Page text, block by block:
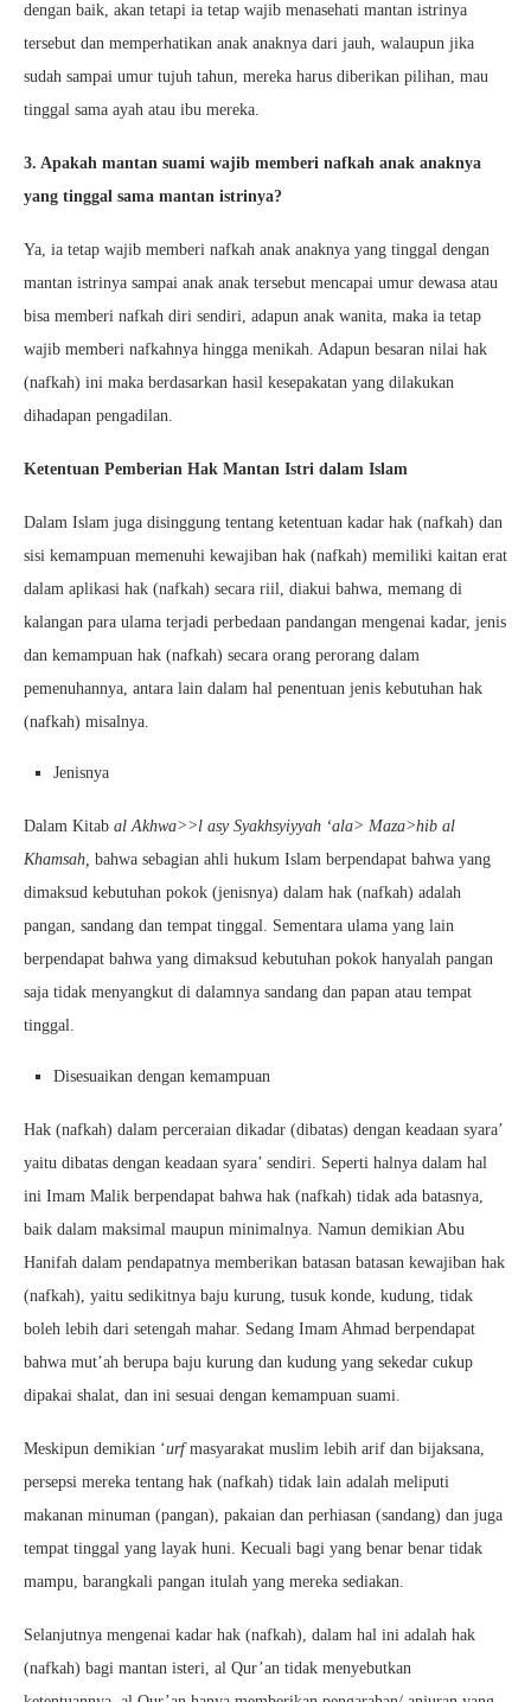
dengan baik, akan tetapi ia tetap wajib menasehati mantan istrinya
tersebut dan memperhatikan anak anaknya dari jauh, walaupun jika
sudah sampai umur tujuh tahun, mereka harus diberikan pilihan, mau
tinggal sama ayah atau ibu mereka.
3. Apakah mantan suami wajib memberi nafkah anak anaknya
yang tinggal sama mantan istrinya?
Ya, ia tetap wajib memberi nafkah anak anaknya yang tinggal dengan
mantan istrinya sampai anak anak tersebut mencapai umur dewasa atau
bisa memberi nafkah diri sendiri, adapun anak wanita, maka ia tetap
wajib memberi nafkahnya hingga menikah. Adapun besaran nilai hak
(nafkah) ini maka berdasarkan hasil kesepakatan yang dilakukan
dihadapan pengadilan.
Ketentuan Pemberian Hak Mantan Istri dalam Islam
Dalam Islam juga disinggung tentang ketentuan kadar hak (nafkah) dan
sisi kemampuan memenuhi kewajiban hak (nafkah) memiliki kaitan erat
dalam aplikasi hak (nafkah) secara riil, diakui bahwa, memang di
kalangan para ulama terjadi perbedaan pandangan mengenai kadar, jenis
dan kemampuan hak (nafkah) secara orang perorang dalam
pemenuhannya, antara lain dalam hal penentuan jenis kebutuhan hak
(nafkah) misalnya.
Jenisnya
Dalam Kitab al Akhwa>>l asy Syakhsyiyyah ‘ala> Maza>hib al
Khamsah, bahwa sebagian ahli hukum Islam berpendapat bahwa yang
dimaksud kebutuhan pokok (jenisnya) dalam hak (nafkah) adalah
pangan, sandang dan tempat tinggal. Sementara ulama yang lain
berpendapat bahwa yang dimaksud kebutuhan pokok hanyalah pangan
saja tidak menyangkut di dalamnya sandang dan papan atau tempat
tinggal.
Disesuaikan dengan kemampuan
Hak (nafkah) dalam perceraian dikadar (dibatas) dengan keadaan syara’
yaitu dibatas dengan keadaan syara’ sendiri. Seperti halnya dalam hal
ini Imam Malik berpendapat bahwa hak (nafkah) tidak ada batasnya,
baik dalam maksimal maupun minimalnya. Namun demikian Abu
Hanifah dalam pendapatnya memberikan batasan batasan kewajiban hak
(nafkah), yaitu sedikitnya baju kurung, tusuk konde, kudung, tidak
boleh lebih dari setengah mahar. Sedang Imam Ahmad berpendapat
bahwa mut’ah berupa baju kurung dan kudung yang sekedar cukup
dipakai shalat, dan ini sesuai dengan kemampuan suami.
Meskipun demikian ‘urfmasyarakat muslim lebih arif dan bijaksana,
persepsi mereka tentang hak (nafkah) tidak lain adalah meliputi
makanan minuman (pangan), pakaian dan perhiasan (sandang) dan juga
tempat tinggal yang layak huni. Kecuali bagi yang benar benar tidak
mampu, barangkali pangan itulah yang mereka sediakan.
Selanjutnya mengenai kadar hak (nafkah), dalam hal ini adalah hak
(nafkah) bagi mantan isteri, al Qur’an tidak menyebutkan